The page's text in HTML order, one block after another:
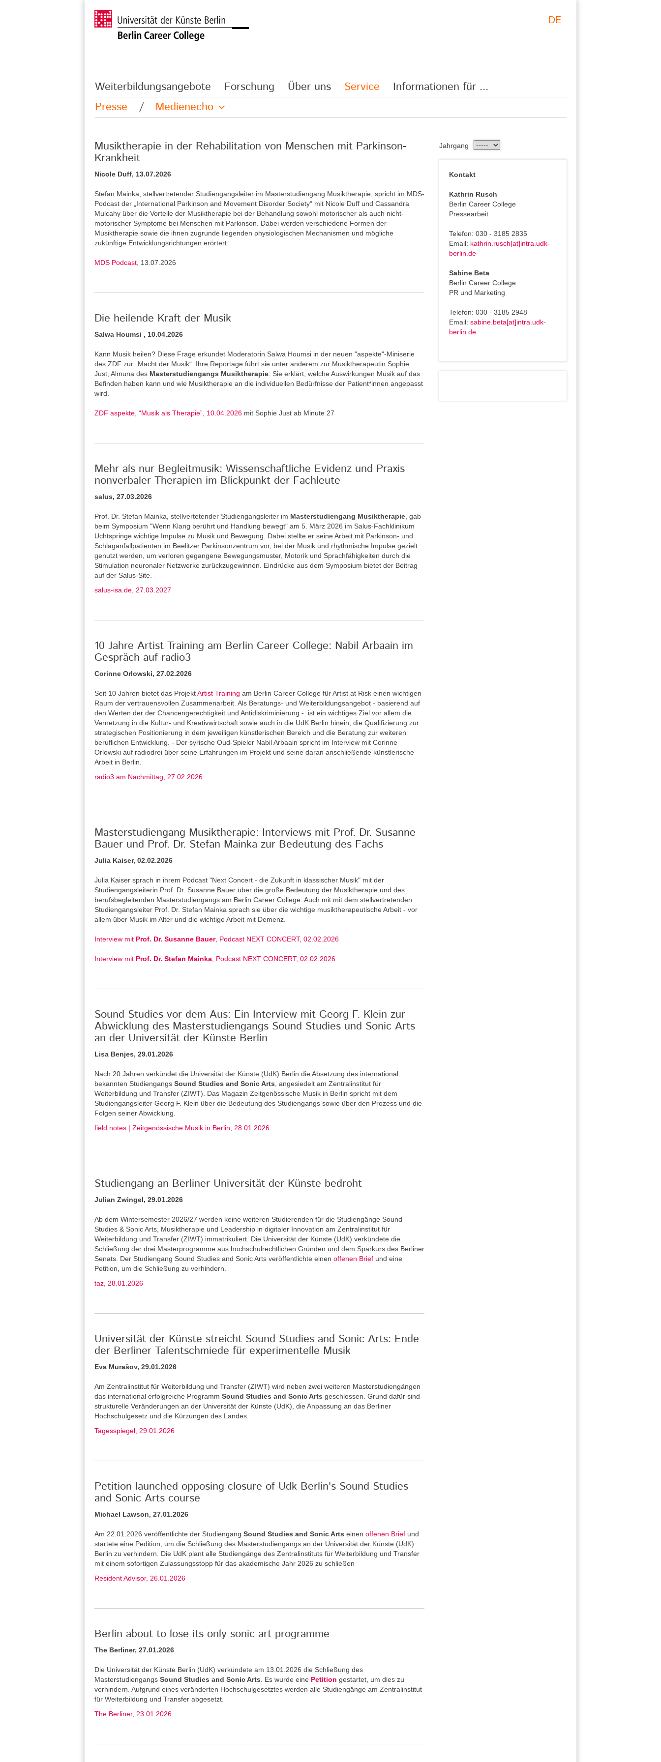
DE
Weiterbildungsangebote Forschung Über uns Service
Informationen für ...
Presse
/ Medienecho
Musiktherapie in der Rehabilitation von Menschen mit Parkinson-
Krankheit
Nicole Duff, 13.07.2026
Stefan Mainka, stellvertretender Studiengangsleiter im Masterstudiengang Musiktherapie, spricht im MDS-
Podcast der „International Parkinson and Movement Disorder Society“ mit Nicole Duff und Cassandra
Mulcahy über die Vorteile der Musiktherapie bei der Behandlung sowohl motorischer als auch nicht-
motorischer Symptome bei Menschen mit Parkinson. Dabei werden verschiedene Formen der
Musiktherapie sowie die ihnen zugrunde liegenden physiologischen Mechanismen und mögliche
zukünftige Entwicklungsrichtungen erörtert.
MDS Podcast , 13.07.2026
Die heilende Kraft der Musik
Salwa Houmsi , 10.04.2026
Kann Musik heilen? Diese Frage erkundet Moderatorin Salwa Houmsi in der neuen "aspekte"-Miniserie
des ZDF zur „Macht der Musik“. Ihre Reportage führt sie unter anderem zur Musiktherapeutin Sophie
Just, Almuna des Masterstudiengangs Musiktherapie: Sie erklärt, welche Auswirkungen Musik auf das
Befinden haben kann und wie Musiktherapie an die individuellen Bedürfnisse der Patient*innen angepasst
wird.
ZDF aspekte, “Musik als Therapie”, 10.04.2026 mit Sophie Just ab Minute 27
Mehr als nur Begleitmusik: Wissenschaftliche Evidenz und Praxis
nonverbaler Therapien im Blickpunkt der Fachleute
salus, 27.03.2026
Prof. Dr. Stefan Mainka, stellvertetender Studiengangsleiter im Masterstudiengang Musiktherapie , gab
beim Symposium "Wenn Klang berührt und Handlung bewegt" am 5. März 2026 im Salus-Fachklinikum
Uchtspringe wichtige Impulse zu Musik und Bewegung. Dabei stellte er seine Arbeit mit Parkinson- und
Schlaganfallpatienten im Beelitzer Parkinsonzentrum vor, bei der Musik und rhythmische Impulse gezielt
genutzt werden, um verloren gegangene Bewegungsmuster, Motorik und Sprachfähigkeiten durch die
Stimulation neuronaler Netzwerke zurückzugewinnen. Eindrücke aus dem Symposium bietet der Beitrag
auf der Salus-Site.
salus-isa.de, 27.03.2027
10 Jahre Artist Training am Berlin Career College: Nabil Arbaain im
Gespräch auf radio3
Corinne Orlowski, 27.02.2026
Seit 10 Jahren bietet das ProjektArtist Training am Berlin Career College für Artist at Risk einen wichtigen
Raum der vertrauensvollen Zusammenarbeit. Als Beratungs- und Weiterbildungsangebot - basierend auf
den Werten der der Chancengerechtigkeit und Antidiskriminierung - ist ein wichtiges Ziel vor allem die
Vernetzung in die Kultur- und Kreativwirtschaft sowie auch in die UdK Berlin hinein, die Qualifizierung zur
strategischen Positionierung in dem jeweiligen künstlerischen Bereich und die Beratung zur weiteren
beruflichen Entwicklung. - Der syrische Oud-Spieler Nabil Arbaain spricht im Interview mit Corinne
Orlowski auf radiodrei über seine Erfahrungen im Projekt und seine daran anschließende künstlerische
Arbeit in Berlin.
radio3 am Nachmittag, 27.02.2026
Masterstudiengang Musiktherapie: Interviews mit Prof. Dr. Susanne
Bauer und Prof. Dr. Stefan Mainka zur Bedeutung des Fachs
Julia Kaiser, 02.02.2026
Julia Kaiser sprach in ihrem Podcast "Next Concert - die Zukunft in klassischer Musik" mit der
Studiengangsleiterin Prof. Dr. Susanne Bauer über die große Bedeutung der Musiktherapie und des
berufsbegleitenden Masterstudiengangs am Berlin Career College. Auch mit mit dem stellvertretenden
Studiengangsleiter Prof. Dr. Stefan Mainka sprach sie über die wichtige musiktherapeutische Arbeit - vor
allem über Musik im Alter und die wichtige Arbeit mit Demenz.
Interview mit Prof. Dr. Susanne Bauer, Podcast NEXT CONCERT, 02.02.2026
Interview mit Prof. Dr. Stefan Mainka , Podcast NEXT CONCERT, 02.02.2026
Sound Studies vor dem Aus: Ein Interview mit Georg F. Klein zur
Abwicklung des Masterstudiengangs Sound Studies und Sonic Arts
an der Universität der Künste Berlin
Lisa Benjes, 29.01.2026
Nach 20 Jahren verkündet die Universität der Künste (UdK) Berlin die Absetzung des international
bekannten Studiengangs Sound Studies and Sonic Arts , angesiedelt am Zentralinstitut für
Weiterbildung und Transfer (ZIWT). Das Magazin Zeitgenössische Musik in Berlin spricht mit dem
Studiengangsleiter Georg F. Klein über die Bedeutung des Studiengangs sowie über den Prozess und die
Folgen seiner Abwicklung.
field notes | Zeitgenössische Musik in Berlin, 28.01.2026
Studiengang an Berliner Universität der Künste bedroht
Julian Zwingel, 29.01.2026
Ab dem Wintersemester 2026/27 werden keine weiteren Stu­dierenden für die Studiengänge Sound
Studies & Sonic Arts, Musiktherapie und Leadership in digitaler Innovation am Zentralinstitut für
Weiterbildung und Transfer (ZIWT) immatrikuliert. Die Universität der Künste (UdK) verkündete die
Schließung der drei Masterprogramme aus hochschulrechtlichen Gründen und dem Sparkurs des Berliner
Senats. Der Studiengang Sound Studies and Sonic Arts veröffentlichte einen offenen Brief und eine
Petition, um die Schließung zu verhindern.
taz, 28.01.2026
Universität der Künste streicht Sound Studies and Sonic Arts: Ende
der Berliner Talentschmiede für experimentelle Musik
Eva Murašov, 29.01.2026
Am Zentralinstitut für Weiterbildung und Transfer (ZIWT) wird neben zwei weiteren Masterstudiengängen
das international erfolgreiche Programm Sound Studies and Sonic Arts geschlossen. Grund dafür sind
strukturelle Veränderungen an der Universität der Künste (UdK), die Anpassung an das Berliner
Hochschulgesetz und die Kürzungen des Landes.
Tagesspiegel, 29.01.2026
Petition launched opposing closure of Udk Berlin's Sound Studies
and Sonic Arts course
Michael Lawson, 27.01.2026
Am 22.01.2026 veröffentlichte der Studiengang Sound Studies and Sonic Arts einen offenen Brief und
startete eine Pedition, um die Schließung des Masterstudiengangs an der Universität der Künste (UdK)
Berlin zu verhindern. Die UdK plant alle Studiengänge des Zentralinstituts für Weiterbildung und Transfer
mit einem sofortigen Zulassungsstopp für das akademische Jahr 2026 zu schließen
Resident Advisor, 26.01.2026
Berlin about to lose its only sonic art programme
The Berliner, 27.01.2026
Die Universität der Künste Berlin (UdK) verkündete am 13.01.2026 die Schließung des
Masterstudiengangs Sound Studies and Sonic Arts . Es wurde eine Petition gestartet, um dies zu
verhindern. Aufgrund eines veränderten Hochschulgesetztes werden alle Studiengänge am Zentralinstitut
für Weiterbildung und Transfer abgesetzt.
The Berliner, 23.01.2026
Jahrgang
Kontakt
Kathrin Rusch
Berlin Career College
Pressearbeit
Telefon: 030 - 3185 2835
Email: kathrin.rusch[at]intra.udk-
berlin.de
Sabine Beta
Berlin Career College
PR und Marketing
Telefon: 030 - 3185 2948
Email:sabine.beta[at]intra.udk-
berlin.de